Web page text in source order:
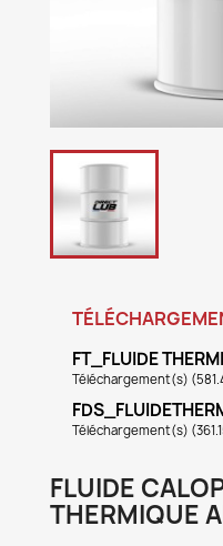
FT_FLUIDE
Téléchargement(s)
Téléchargement(s)
FLUIDE
THERMIQUE